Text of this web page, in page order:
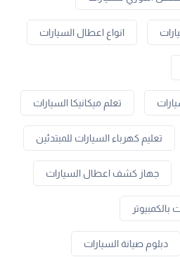
انواع اعطال السيارات
تعلم ميكانيكا السيارات
تعليم كهرباء السيارات للمبتدئين
جهاز كشف اعطال السيارات
دبلوم صيانة السيارات